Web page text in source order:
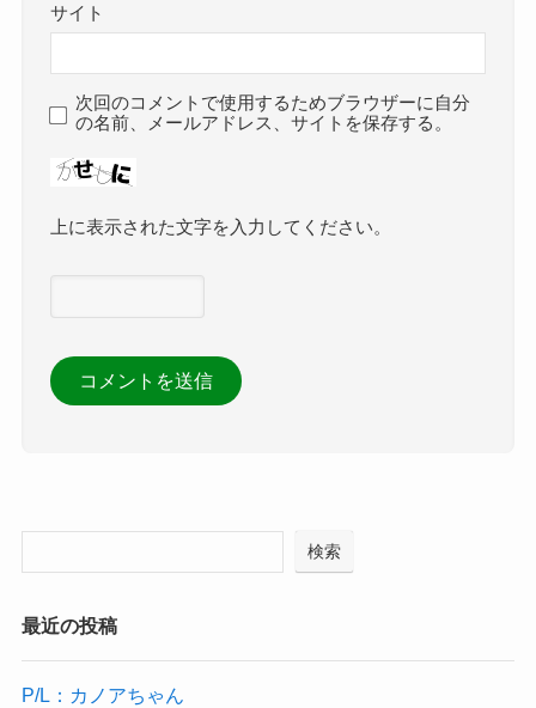
サイト
次回のコメントで使用するためブラウザーに自分
の名前、メールアドレス、サイトを保存する。
上に表示された文字を入力してください。
検索
最近の投稿
P/L：カノアちゃん